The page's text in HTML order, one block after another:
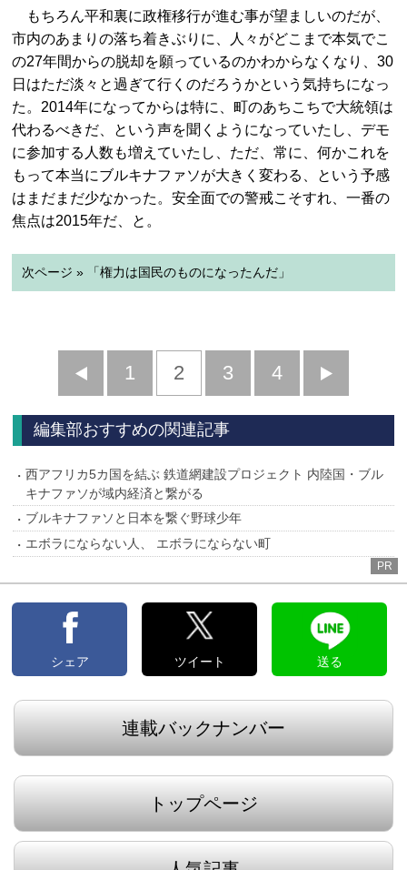
もちろん平和裏に政権移行が進む事が望ましいのだが、
市内のあまりの落ち着きぶりに、人々がどこまで本気でこ
の27年間からの脱却を願っているのかわからなくなり、30
日はただ淡々と過ぎて行くのだろうかという気持ちになっ
た。2014年になってからは特に、町のあちこちで大統領は
代わるべきだ、という声を聞くようになっていたし、デモ
に参加する人数も増えていたし、ただ、常に、何かこれを
もって本当にブルキナファソが大きく変わる、という予感
はまだまだ少なかった。安全面での警戒こそすれ、一番の
焦点は2015年だ、と。
次ページ » 「権力は国民のものになったんだ」
前
へ
1 2 3 4
へ
編集部おすすめの関連記事
西アフリカ5カ国を結ぶ 鉄道網建設プロジェクト 内陸国・ブル
キナファソが域内経済と繋がる
ブルキナファソと日本を繋ぐ野球少年
エボラにならない人、 エボラにならない町
PR
シェア ツイート 送る
連載バックナンバー
トップページ